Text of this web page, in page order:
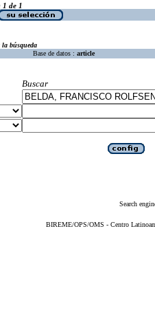
1 de 1
búsqueda
Base de datos : article
Buscar
Search
BIREME/OPS/OMS - Centro